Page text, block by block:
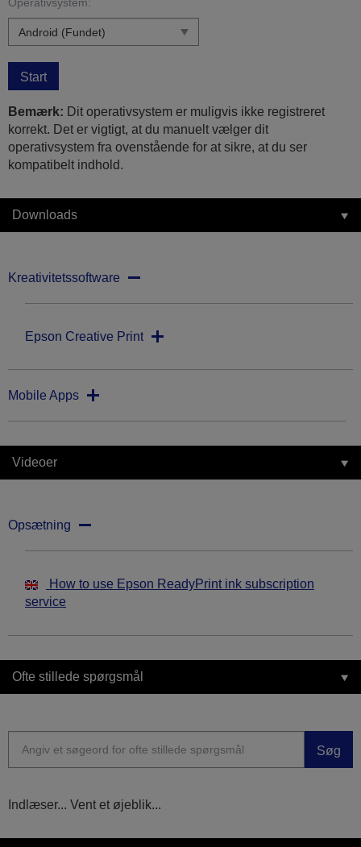
Start
Bemærk: Dit operativsystem er muligvis ikke registreret
korrekt. Det er vigtigt, at du manuelt vælger dit
operativsystem fra ovenstående for at sikre, at du ser
kompatibelt indhold.
Downloads
Kreativitetssoftware
Epson Creative Print
Mobile Apps
Videoer
Opsætning
How to use Epson ReadyPrint ink subscription
service
Ofte stillede spørgsmål
Søg
Indlæser... Vent et øjeblik...